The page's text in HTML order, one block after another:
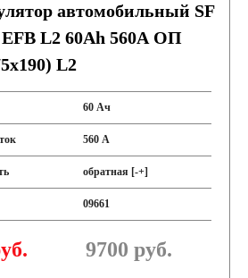
автомобильный SF
L2 60Ah 560A ОП
L2
60 Ач
560 А
обратная [-+]
09661
9700 руб.